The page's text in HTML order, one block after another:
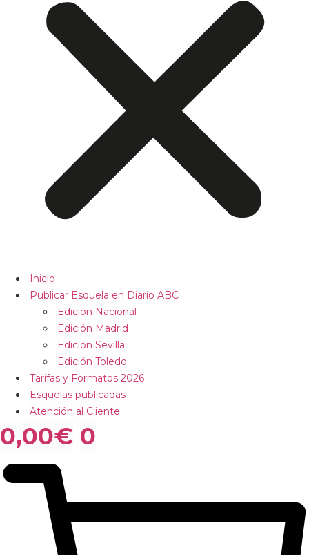
Inicio
Publicar Esquela en Diario ABC
Edición Nacional
Edición Madrid
Edición Sevilla
Edición Toledo
Tarifas y Formatos 2026
Esquelas publicadas
Atención al Cliente
0,00€ 0